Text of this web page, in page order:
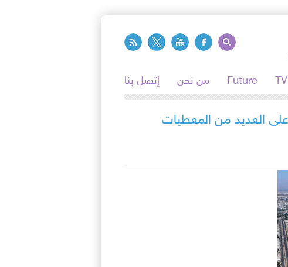
إتصل بنا من نحن Future
العديد من المعطيات